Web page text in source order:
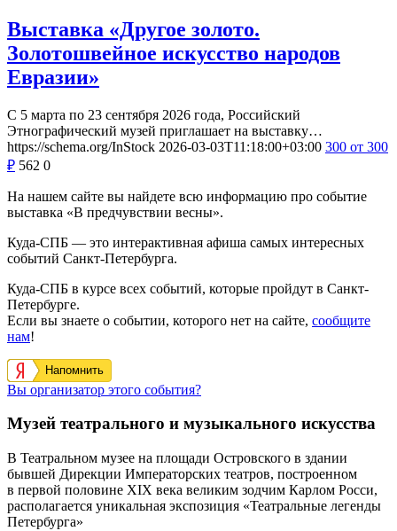
Выставка «Другое золото.
Золотошвейное искусство народов
Евразии»
С 5 марта по 23 сентября 2026 года, Российский
Этнографический музей приглашает на выставку…
https://schema.org/InStock 2026-03-03T11:18:00+03:00 300 от 300
₽ 562 0
На нашем сайте вы найдете всю информацию про событие
выставка «В предчувствии весны».
Куда-СПБ — это интерактивная афиша самых интересных
событий Санкт-Петербурга.
Куда-СПБ в курсе всех событий, которые пройдут в Санкт-
Петербурге.
Если вы знаете о событии, которого нет на сайте, сообщите
нам!
Напомнить
Вы организатор этого события?
Музей театрального и музыкального искусства
В Театральном музее на площади Островского в здании
бывшей Дирекции Императорских театров, построенном
в первой половине ХIХ века великим зодчим Карлом Росси,
располагается уникальная экспозиция «Театральные легенды
Петербурга»